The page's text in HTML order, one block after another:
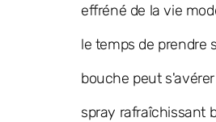
effréné de la vie
le temps de prendre
bouche peut
spray rafraîchissant